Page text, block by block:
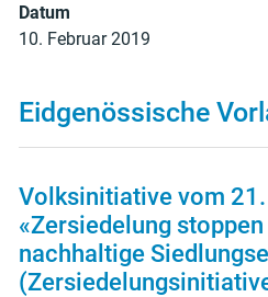
Datum
10. Februar 2019
Eidgenössische
Volksinitiative vom
«Zersiedelung
nachhaltige